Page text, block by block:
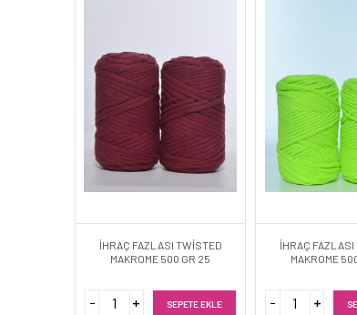
İHRAÇ FAZLASI TWİSTED
MAKROME 500 GR 25
SEPETE EKLE
İHRAÇ
MAKROME